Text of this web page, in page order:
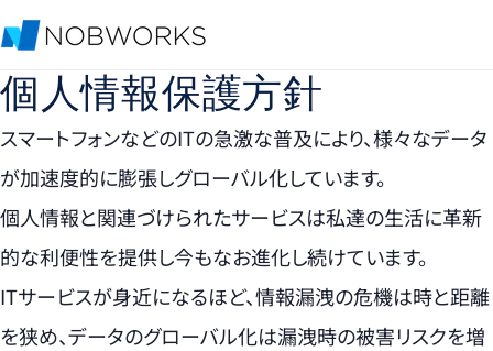
個人情報保護方針
スマートフォンなどのITの急激な普及により、様々なデータ
が加速度的に膨張しグローバル化しています。
個人情報と関連づけられたサービスは私達の生活に革新
的な利便性を提供し今もなお進化し続けています。
ITサービスが身近になるほど、情報漏洩の危機は時と距離
を狭め、データのグローバル化は漏洩時の被害リスクを増